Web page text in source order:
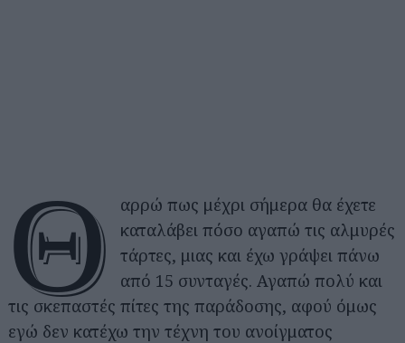
Θ
αρρώ πως μέχρι σήμερα θα έχετε
καταλάβει πόσο αγαπώ τις αλμυρές
τάρτες, μιας και έχω γράψει πάνω
από 15 συνταγές. Αγαπώ πολύ και
τις σκεπαστές πίτες της παράδοσης, αφού όμως
εγώ δεν κατέχω την τέχνη του ανοίγματος